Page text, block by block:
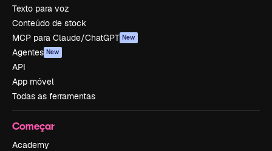
Texto para voz
Conteúdo de stock
MCP para Claude/ChatGPT New
Agentes New
API
App móvel
Todas as ferramentas
Começar
Academy